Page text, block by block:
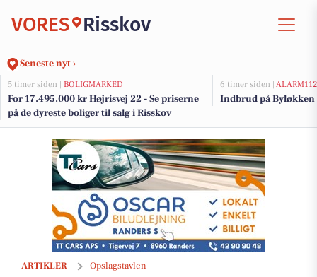
VORES Risskov
Seneste nyt ›
5 timer siden | BOLIGMARKED
For 17.495.000 kr Højrisvej 22 - Se priserne
på de dyreste boliger til salg i Risskov
6 timer siden | ALARM112
Indbrud på Byløkken
ARTIKLER Opslagstavlen
Okkels holder åbent på Kristi Himmelfart fra 12-22